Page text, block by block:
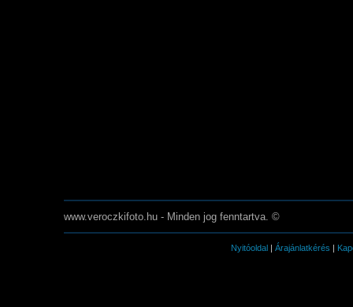
www.veroczkifoto.hu - Minden jog fenntartva. ©
Nyitóoldal | Árajánlatkérés |